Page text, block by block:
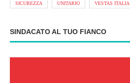
SICUREZZA UNITARIO VESTAS ITALIA
SINDACATO AL TUO FIANCO